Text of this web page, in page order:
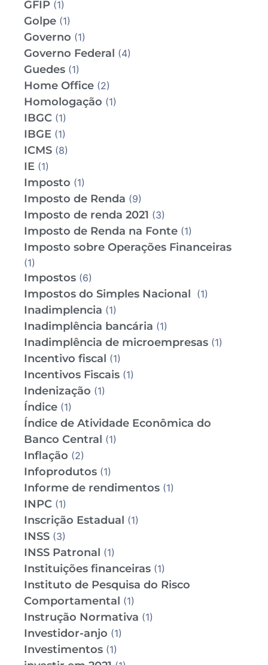
GFIP (1)
Golpe (1)
Governo (1)
Governo Federal (4)
Guedes (1)
Home Office (2)
Homologação (1)
IBGC (1)
IBGE (1)
ICMS (8)
IE (1)
Imposto (1)
Imposto de Renda (9)
Imposto de renda 2021 (3)
Imposto de Renda na Fonte (1)
Imposto sobre Operações Financeiras
(1)
Impostos (6)
Impostos do Simples Nacional (1)
Inadimplencia (1)
Inadimplência bancária (1)
Inadimplência de microempresas (1)
Incentivo fiscal (1)
Incentivos Fiscais (1)
Indenização (1)
Índice (1)
Índice de Atividade Econômica do
Banco Central (1)
Inflação (2)
Infoprodutos (1)
Informe de rendimentos (1)
INPC (1)
Inscrição Estadual (1)
INSS (3)
INSS Patronal (1)
Instituições financeiras (1)
Instituto de Pesquisa do Risco
Comportamental (1)
Instrução Normativa (1)
Investidor-anjo (1)
Investimentos (1)